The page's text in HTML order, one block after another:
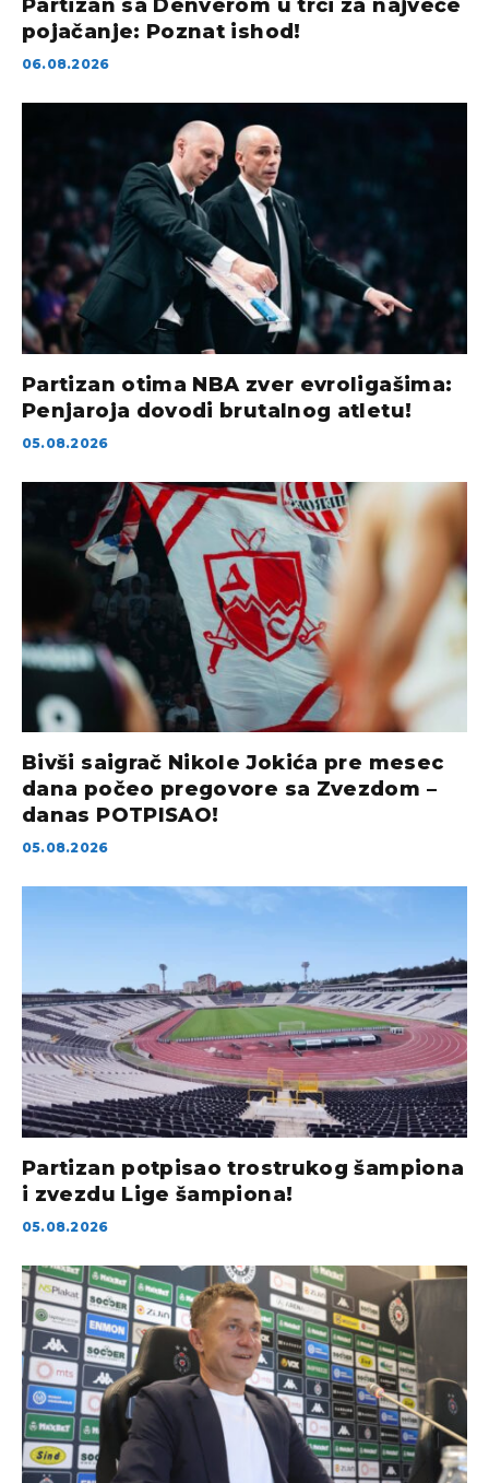
Partizan sa Denverom u trci za najveće
pojačanje: Poznat ishod!
06.08.2026
Partizan otima NBA zver evroligašima:
Penjaroja dovodi brutalnog atletu!
05.08.2026
Bivši saigrač Nikole Jokića pre mesec
dana počeo pregovore sa Zvezdom –
danas POTPISAO!
05.08.2026
Partizan potpisao trostrukog šampiona
i zvezdu Lige šampiona!
05.08.2026